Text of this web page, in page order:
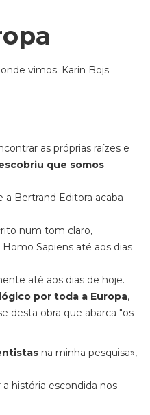
vimos. Karin Bojs
as próprias raízes e
que somos
Bertrand Editora acaba
num tom claro,
Sapiens até aos dias
até aos dias de hoje.
por toda a Europa,
desta obra que abarca "os
na minha pesquisa»,
história escondida nos